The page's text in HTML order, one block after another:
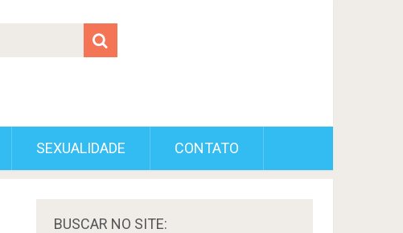
SEXUALIDADE CONTATO
BUSCAR NO SITE: